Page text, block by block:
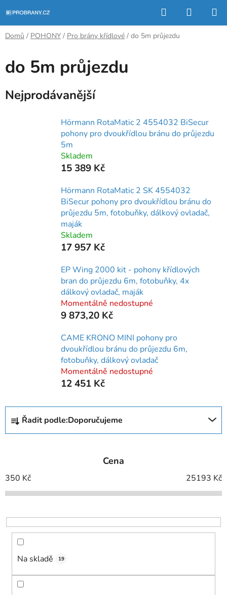
na
obsah
Hledat
KOŠÍK
Domů / POHONY / Pro brány křídlové / do 5m průjezdu
do 5m průjezdu
Nejprodávanější
Hörmann RotaMatic 2 4554032 BiSecur
pohony pro dvoukřídlou bránu do průjezdu
5m
Skladem
15 389 Kč
Hörmann RotaMatic 2 SK 4554032
BiSecur pohony pro dvoukřídlou bránu do
průjezdu 5m, fotobuňky, dálkový ovladač,
maják
Skladem
17 957 Kč
EP Wing 2000 kit - pohony křídlových
bran do průjezdu 6m, fotobuňky, 4x
dálkový ovladač, maják
Momentálně nedostupné
9 873,20 Kč
CAME KRONO MINI pohony pro
dvoukřídlou bránu do průjezdu 6m,
fotobuňky, dálkový ovladač
Momentálně nedostupné
12 451 Kč
Ř
z
í
p
o
d
Řadit podle:Doporučujeme
Cena
350 Kč 25193 Kč
Na skladě 19